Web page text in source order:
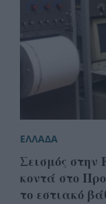
ΕΛΛΑΔΑ
Σεισμός στην
κοντά στο
το εστιακό